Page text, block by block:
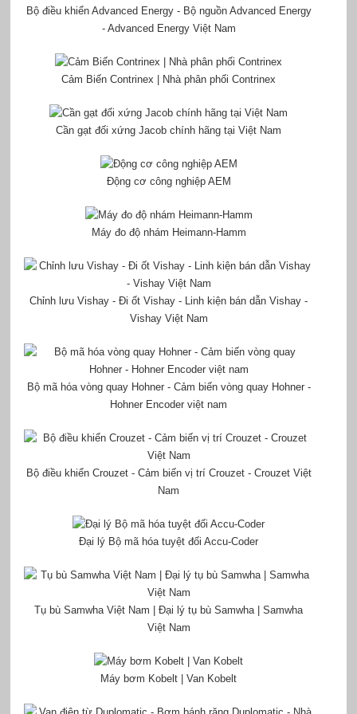
Bộ điều khiển Advanced Energy - Bộ nguồn Advanced Energy
- Advanced Energy Việt Nam
Cảm Biến Contrinex | Nhà phân phối Contrinex
Cần gạt đối xứng Jacob chính hãng tại Việt Nam
Động cơ công nghiệp AEM
Máy đo độ nhám Heimann-Hamm
Chỉnh lưu Vishay - Đi ốt Vishay - Linh kiện bán dẫn Vishay -
Vishay Việt Nam
Bộ mã hóa vòng quay Hohner - Cảm biến vòng quay Hohner -
Hohner Encoder việt nam
Bộ điều khiển Crouzet - Cảm biến vị trí Crouzet - Crouzet Việt
Nam
Đại lý Bộ mã hóa tuyệt đối Accu-Coder
Tụ bù Samwha Việt Nam | Đại lý tụ bù Samwha | Samwha
Việt Nam
Máy bơm Kobelt | Van Kobelt